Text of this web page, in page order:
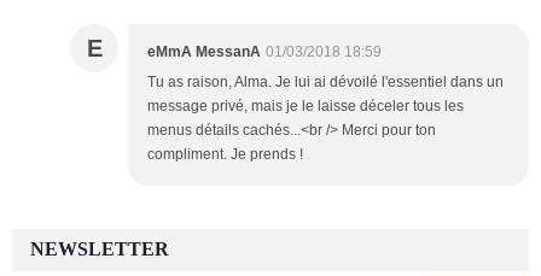
E eMmA MessanA 01/03/2018 18:59
Tu as raison, Alma. Je lui ai dévoilé l'essentiel dans un
message privé, mais je le laisse déceler tous les
menus détails cachés...<br /> Merci pour ton
compliment. Je prends !
NEWSLETTER